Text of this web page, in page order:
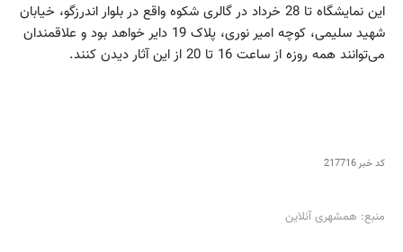
این نمایشگاه تا 28 خرداد در گالری شکوه واقع در بلوار اندرزگو، خیابان
شهید سلیمی، کوچه امیر نوری، پلاک 19 دایر خواهد بود و علاقمندان
می‌توانند همه روزه از ساعت 16 تا 20 از این آثار دیدن کنند.
کد خبر217716
منبع: همشهری آنلاین